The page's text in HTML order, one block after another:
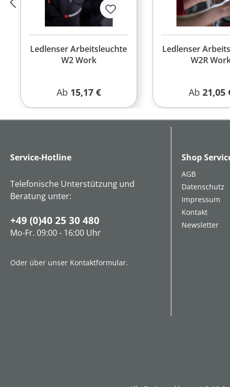
Ledlenser Arbeitsleuchte
W2 Work
Regulärer Preis:
Ab 15,17 €
Ledlenser
W2R
Regulärer
Ab 21,05
Service-Hotline
Telefonische Unterstützung und
Beratung unter:
+49 (0)40 25 30 480
Mo-Fr. 09:00 - 16:00 Uhr
Oder über unser Kontaktformular.
Shop
AGB
Datenschutz
Impressum
Kontakt
Newsletter